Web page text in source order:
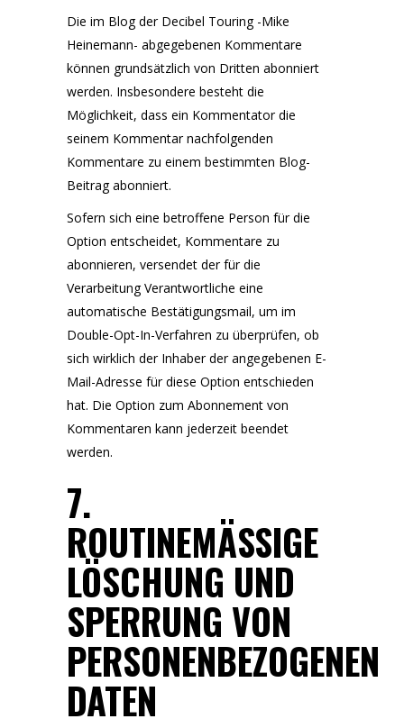
Die im Blog der Decibel Touring -Mike
Heinemann- abgegebenen Kommentare
können grundsätzlich von Dritten abonniert
werden. Insbesondere besteht die
Möglichkeit, dass ein Kommentator die
seinem Kommentar nachfolgenden
Kommentare zu einem bestimmten Blog-
Beitrag abonniert.
Sofern sich eine betroffene Person für die
Option entscheidet, Kommentare zu
abonnieren, versendet der für die
Verarbeitung Verantwortliche eine
automatische Bestätigungsmail, um im
Double-Opt-In-Verfahren zu überprüfen, ob
sich wirklich der Inhaber der angegebenen E-
Mail-Adresse für diese Option entschieden
hat. Die Option zum Abonnement von
Kommentaren kann jederzeit beendet
werden.
7.
ROUTINEMÄSSIGE L
ÖSCHUNG UND S
PERRUNG VON P
ERSONENBEZOGENEN D
ATEN